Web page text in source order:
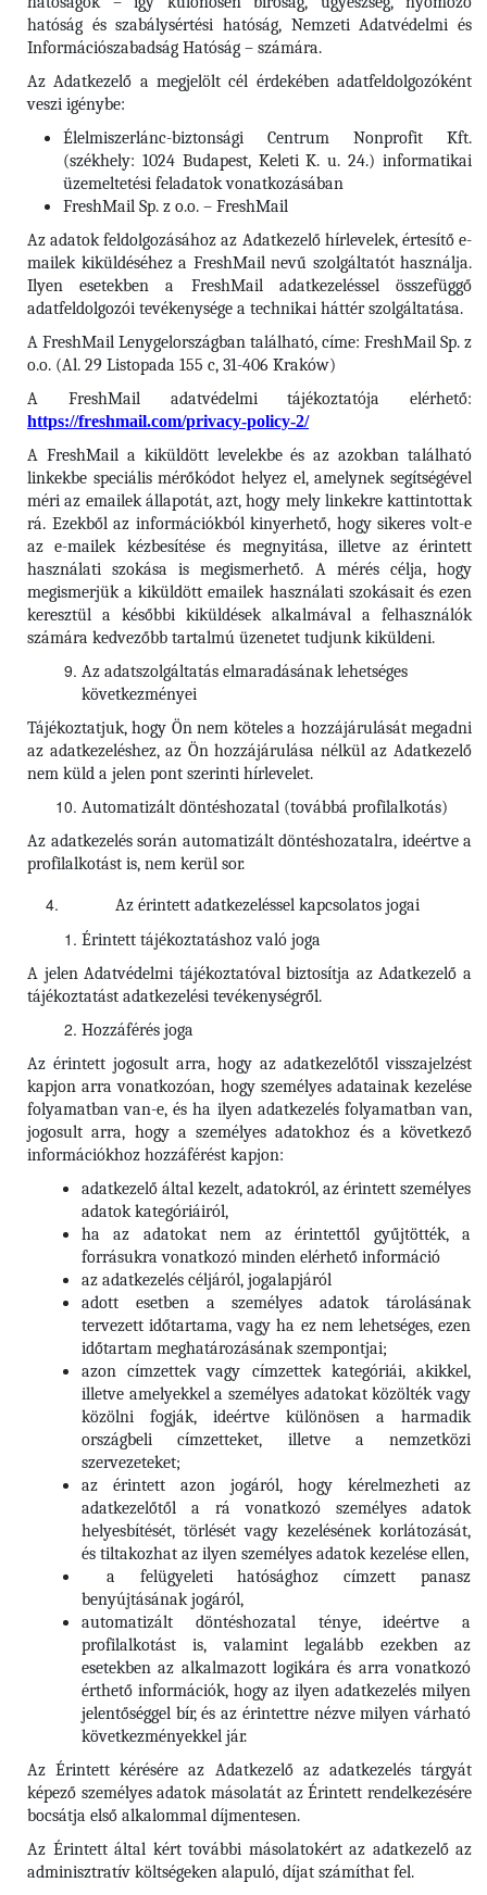
hatóság és szabálysértési hatóság, Nemzeti Adatvédelmi és
Információszabadság Hatóság – számára.
Az Adatkezelő a megjelölt cél érdekében adatfeldolgozóként
veszi igénybe:
Élelmiszerlánc-biztonsági Centrum Nonprofit Kft.
(székhely: 1024 Budapest, Keleti K. u. 24.) informatikai
üzemeltetési feladatok vonatkozásában
FreshMail Sp. z o.o. – FreshMail
Az adatok feldolgozásához az Adatkezelő hírlevelek, értesítő e-
mailek kiküldéséhez a FreshMail nevű szolgáltatót használja.
Ilyen esetekben a FreshMail adatkezeléssel összefüggő
adatfeldolgozói tevékenysége a technikai háttér szolgáltatása.
A FreshMail Lenygelországban található, címe: FreshMail Sp. z
o.o. (Al. 29 Listopada 155 c, 31-406 Kraków)
A FreshMail adatvédelmi tájékoztatója elérhető:
https://freshmail.com/privacy-policy-2/
A FreshMail a kiküldött levelekbe és az azokban található
linkekbe speciális mérőkódot helyez el, amelynek segítségével
méri az emailek állapotát, azt, hogy mely linkekre kattintottak
rá. Ezekből az információkból kinyerhető, hogy sikeres volt-e
az e-mailek kézbesítése és megnyitása, illetve az érintett
használati szokása is megismerhető. A mérés célja, hogy
megismerjük a kiküldött emailek használati szokásait és ezen
keresztül a későbbi kiküldések alkalmával a felhasználók
számára kedvezőbb tartalmú üzenetet tudjunk kiküldeni.
Az adatszolgáltatás elmaradásának lehetséges
következményei
Tájékoztatjuk, hogy Ön nem köteles a hozzájárulását megadni
az adatkezeléshez, az Ön hozzájárulása nélkül az Adatkezelő
nem küld a jelen pont szerinti hírlevelet.
Automatizált döntéshozatal (továbbá profilalkotás)
Az adatkezelés során automatizált döntéshozatalra, ideértve a
profilalkotást is, nem kerül sor.
Az érintett adatkezeléssel kapcsolatos jogai
Érintett tájékoztatáshoz való joga
A jelen Adatvédelmi tájékoztatóval biztosítja az Adatkezelő a
tájékoztatást adatkezelési tevékenységről.
Hozzáférés joga
Az érintett jogosult arra, hogy az adatkezelőtől visszajelzést
kapjon arra vonatkozóan, hogy személyes adatainak kezelése
folyamatban van-e, és ha ilyen adatkezelés folyamatban van,
jogosult arra, hogy a személyes adatokhoz és a következő
információkhoz hozzáférést kapjon:
adatkezelő által kezelt, adatokról, az érintett személyes
adatok kategóriáiról,
ha az adatokat nem az érintettől gyűjtötték, a
forrásukra vonatkozó minden elérhető információ
az adatkezelés céljáról, jogalapjáról
adott esetben a személyes adatok tárolásának
tervezett időtartama, vagy ha ez nem lehetséges, ezen
időtartam meghatározásának szempontjai;
azon címzettek vagy címzettek kategóriái, akikkel,
illetve amelyekkel a személyes adatokat közölték vagy
közölni fogják, ideértve különösen a harmadik
országbeli címzetteket, illetve a nemzetközi
szervezeteket;
az érintett azon jogáról, hogy kérelmezheti az
adatkezelőtől a rá vonatkozó személyes adatok
helyesbítését, törlését vagy kezelésének korlátozását,
és tiltakozhat az ilyen személyes adatok kezelése ellen,
a felügyeleti hatósághoz címzett panasz
benyújtásának jogáról,
automatizált döntéshozatal ténye, ideértve a
profilalkotást is, valamint legalább ezekben az
esetekben az alkalmazott logikára és arra vonatkozó
érthető információk, hogy az ilyen adatkezelés milyen
jelentőséggel bír, és az érintettre nézve milyen várható
következményekkel jár.
Az Érintett kérésére az Adatkezelő az adatkezelés tárgyát
képező személyes adatok másolatát az Érintett rendelkezésére
bocsátja első alkalommal díjmentesen.
Az Érintett által kért további másolatokért az adatkezelő az
adminisztratív költségeken alapuló, díjat számíthat fel.